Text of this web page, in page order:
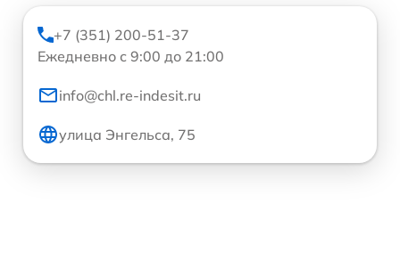
+7 (351) 200-51-37
Ежедневно с 9:00 до 21:00
info@chl.re-indesit.ru
улица Энгельса, 75